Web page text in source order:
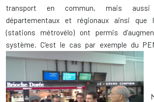
transport en commun, mais
départementaux et régionaux ainsi
(stations métrovélo) ont permis
système. C’est le cas par exemple du